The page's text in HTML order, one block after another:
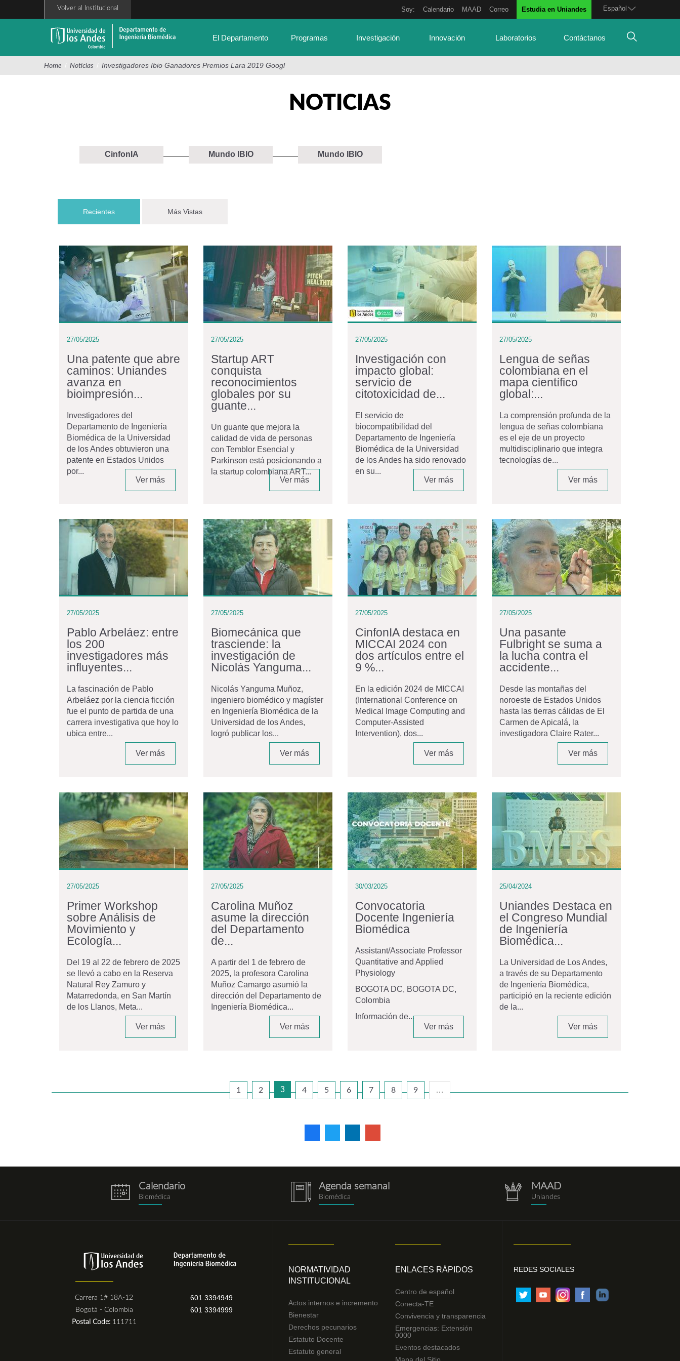
Español
Soy: Calendario MAAD Correo Estudia en Uniandes
Volver al Institucional
El Departamento Programas Investigación Innovación Laboratorios Contáctanos
Home / Noticias / Investigadores Ibio Ganadores Premios Lara 2019 Googl
NOTICIAS
CinfonIA Mundo IBIO Mundo IBIO
Recientes Más Vistas
27/05/2025
Una patente que abre
caminos: Uniandes
avanza en
bioimpresión...
Investigadores del
Departamento de Ingeniería
Biomédica de la Universidad
de los Andes obtuvieron una
patente en Estados Unidos
por...
Ver más
27/05/2025
Startup ART
conquista
reconocimientos
globales por su
guante...
Un guante que mejora la
calidad de vida de personas
con Temblor Esencial y
Parkinson está posicionando a
la startup colombiana ART...
Ver más
27/05/2025
Investigación con
impacto global:
servicio de
citotoxicidad de...
El servicio de
biocompatibilidad del
Departamento de Ingeniería
Biomédica de la Universidad
de los Andes ha sido renovado
en su...
Ver más
27/05/2025
Lengua de señas
colombiana en el
mapa científico
global:...
La comprensión profunda de la
lengua de señas colombiana
es el eje de un proyecto
multidisciplinario que integra
tecnologías de...
Ver más
27/05/2025
Pablo Arbeláez: entre
los 200
investigadores más
influyentes...
La fascinación de Pablo
Arbeláez por la ciencia ficción
fue el punto de partida de una
carrera investigativa que hoy lo
ubica entre...
Ver más
27/05/2025
Biomecánica que
trasciende: la
investigación de
Nicolás Yanguma...
Nicolás Yanguma Muñoz,
ingeniero biomédico y magíster
en Ingeniería Biomédica de la
Universidad de los Andes,
logró publicar los...
Ver más
27/05/2025
CinfonIA destaca en
MICCAI 2024 con
dos artículos entre el
9 %...
En la edición 2024 de MICCAI
(International Conference on
Medical Image Computing and
Computer-Assisted
Intervention), dos...
Ver más
27/05/2025
Una pasante
Fulbright se suma a
la lucha contra el
accidente...
Desde las montañas del
noroeste de Estados Unidos
hasta las tierras cálidas de El
Carmen de Apicalá, la
investigadora Claire Rater...
Ver más
27/05/2025
Primer Workshop
sobre Análisis de
Movimiento y
Ecología...
Del 19 al 22 de febrero de 2025
se llevó a cabo en la Reserva
Natural Rey Zamuro y
Matarredonda, en San Martín
de los Llanos, Meta...
Ver más
27/05/2025
Carolina Muñoz
asume la dirección
del Departamento
de...
A partir del 1 de febrero de
2025, la profesora Carolina
Muñoz Camargo asumió la
dirección del Departamento de
Ingeniería Biomédica...
Ver más
30/03/2025
Convocatoria
Docente Ingeniería
Biomédica
Assistant/Associate Professor
Quantitative and Applied
Physiology
BOGOTA DC, BOGOTA DC,
Colombia
Información de...
Ver más
25/04/2024
Uniandes Destaca en
el Congreso Mundial
de Ingeniería
Biomédica...
La Universidad de Los Andes,
a través de su Departamento
de Ingeniería Biomédica,
participió en la reciente edición
de la...
Ver más
1 2 3 4 5 6 7 8 9 …
eventos.png
Calendario
Biomédica notebook.png
Agenda semanal
Biomédica repositorio.png
MAAD
Uniandes
Carrera 1# 18A-12
Bogotá - Colombia
Postal Code: 111711
601 3394949
601 3394999
NORMATIVIDAD
INSTITUCIONAL
Actos internos e incremento
Bienestar
Derechos pecunarios
Estatuto Docente
Estatuto general
ENLACES RÁPIDOS
Centro de español
Conecta-TE
Convivencia y transparencia
Emergencias: Extensión
0000
Eventos destacados
Mapa del Sitio
REDES SOCIALES